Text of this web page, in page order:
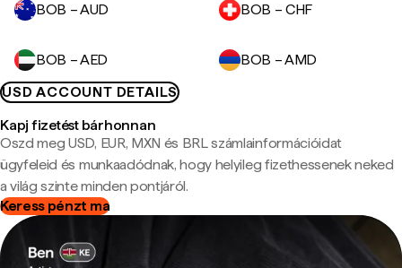
BOB – AUD BOB – CHF
BOB – AED
BOB – AMD
USD ACCOUNT DETAILS
Kapj fizetést bárhonnan
Oszd meg USD, EUR, MXN és BRL számlainformációidat
ügyfeleid és munkaadódnak, hogy helyileg fizethessenek neked
a világ szinte minden pontjáról.
Keress pénzt ma